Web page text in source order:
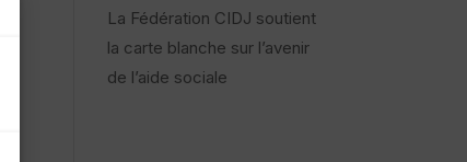
La Fédération CIDJ soutient
la carte blanche sur l’avenir
de l’aide sociale